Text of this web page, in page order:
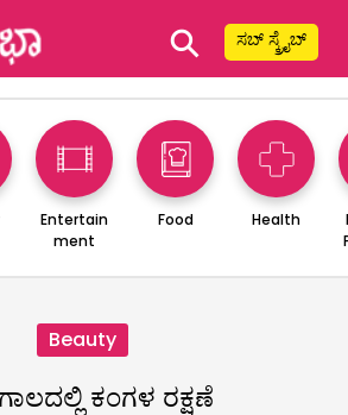
⚲ ಸಬ್ ಸ್ಕ್ರೈಬ್
Entertain
ment
Food Health
Beauty
ಕಂಗಳ ರಕ್ಷಣೆ